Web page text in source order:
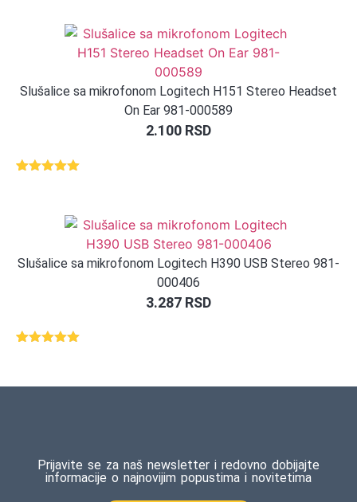
Slušalice sa mikrofonom Logitech H151 Stereo Headset
On Ear 981-000589
2.100 RSD
Slušalice sa mikrofonom Logitech H390 USB Stereo 981-
000406
3.287 RSD
ocene
Prijavite se za naš newsletter i redovno dobijajte
informacije o najnovijim popustima i novitetima